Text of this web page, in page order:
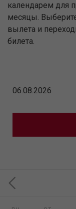
календарем для
месяцы.
вылета и
билета.